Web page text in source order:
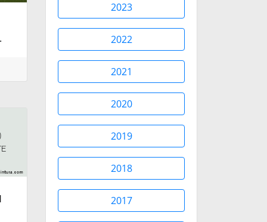
2023
2022
2021
2020
2019
2018
2017